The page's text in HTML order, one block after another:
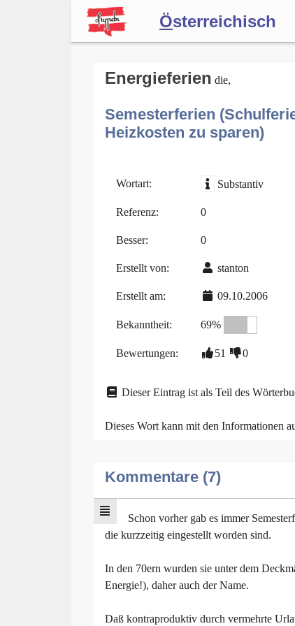
Österreichisch
Forum
Energieferien die,
Semesterferien
Heizkosten zu sparen)
Wortart: Substantiv
Referenz: 0
Besser: 0
Erstellt von: stanton
Erstellt am: 09.10.2006
Bekanntheit: 69%
Bewertungen: 51 0
Dieser Eintrag ist als Teil des
Dieses Wort kann mit den Informationen
Kommentare (7)
Schon vorher gab es immer
die kurzzeitig eingestellt worden sind.
In den 70ern wurden sie unter dem
Energie!), daher auch der Name.
Daß kontraproduktiv durch vermehrte